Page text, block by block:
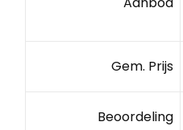
Gem. Prijs
Beoordeling